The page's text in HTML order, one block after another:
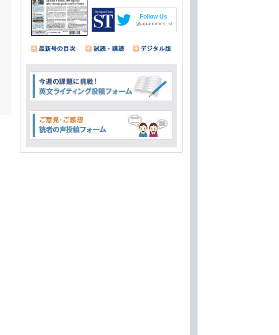
Follow Us
@japantimes_st